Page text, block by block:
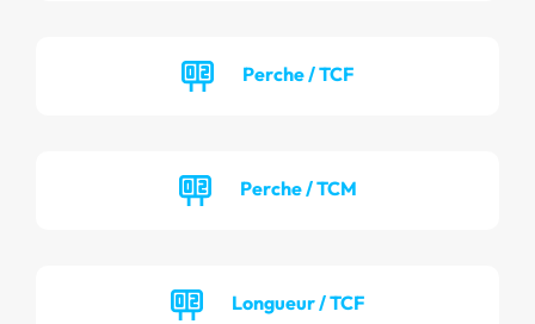
Perche / TCF
Perche / TCM
Longueur / TCF